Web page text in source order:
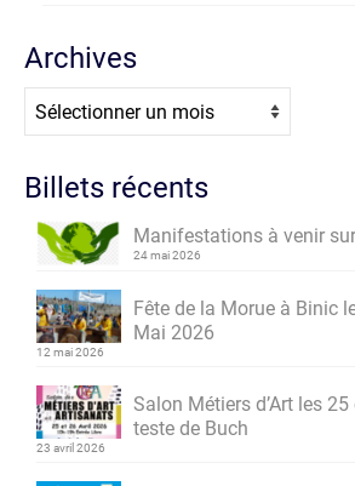
Archives
Archives
Billets récents
Manifestations à venir
24 mai 2026
Fête de la Morue à Binic
Mai 2026
12 mai 2026
Salon Métiers d’Art les
teste de Buch
23 avril 2026